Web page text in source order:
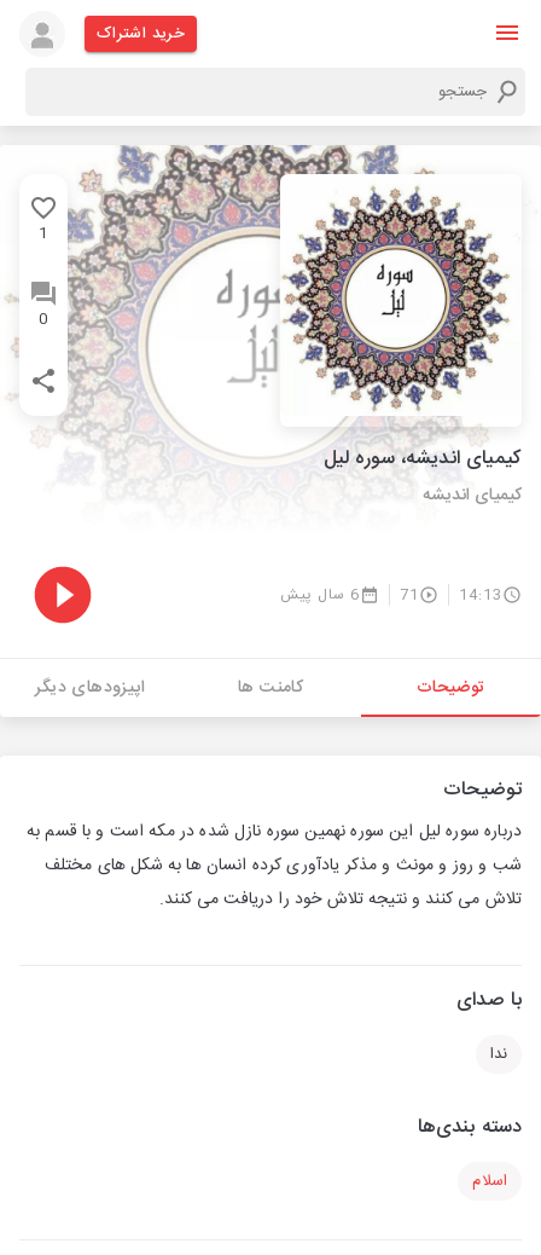
خرید اشتراک
1
0
کیمیای اندیشه، سوره لیل
کیمیای اندیشه
14:13
71 6 سال پیش
توضیحات کامنت ها اپیزودهای دیگر
توضیحات
درباره سوره لیل این سوره نهمین سوره نازل شده در مکه است و با قسم به
شب و روز و مونث و مذکر یادآوری کرده انسان ها به شکل های مختلف
تلاش می کنند و نتیجه تلاش خود را دریافت می کنند.
با صدای
ندا
دسته بندی‌ها
اسلام